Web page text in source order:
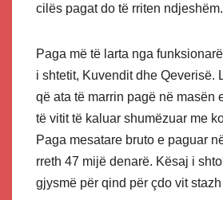
cilës pagat do të rriten ndjeshëm.
Paga më të larta nga
i shtetit, Kuvendit dhe Qeverisë.
që ata të marrin pagë në masën
të vitit të kaluar shumëzuar me
Paga mesatare bruto e paguar
rreth 47 mijë denarë. Kësaj i
gjysmë për qind për çdo vit